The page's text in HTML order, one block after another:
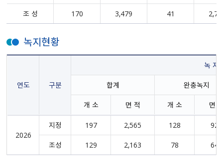
조 성
170 3,479 41
녹지현황
연도 구분
녹 지
합계
완충녹지
개 소
면 적 개 소 면
2026
지정 197 2,565 128
920
조성
129 2,163 78 640